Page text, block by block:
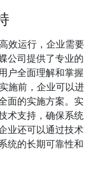
效运行，企业需要
公司提供了专业的
户全面理解和掌握
施前，企业可以进
面的实施方案。实
术支持，确保系统
业还可以通过技术
统的长期可靠性和